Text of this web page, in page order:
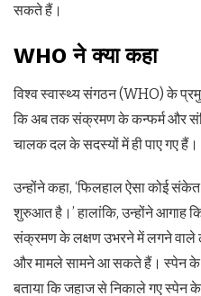
सकते हैं।
WHO ने क्या कहा
विश्व स्वास्थ्य संगठन (WHO) के
कि अब तक संक्रमण के कन्फर्म और
चालक दल के सदस्यों में ही पाए गए हैं।
उन्होंने कहा, ‘फिलहाल ऐसा कोई
शुरुआत है।’ हालांकि, उन्होंने आगाह
संक्रमण के लक्षण उभरने में लगने वाले
और मामले सामने आ सकते हैं। स्पेन के
बताया कि जहाज से निकाले गए स्पेन के